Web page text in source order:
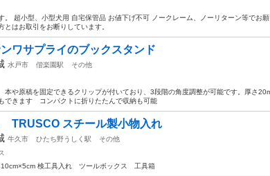
。 超小型、小型犬用 自宅保管品 お値下げ不可 ノークレーム、ノーリターン等でお
とはお取引をお断りしています。
ワサプライのブックスタンド
水戸市 偕楽園駅
その他
や原稿を固定できるクリップが付いており、3段階の角度調整が可能です。厚さ
できます コンパクトに折りたたんで収納も可能
TRUSCO スチール製小物入れ
牛久市 ひたち野うしく駅
その他
検工具入れ ツールボックス 工具箱